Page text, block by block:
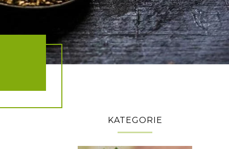
KATEGORIE